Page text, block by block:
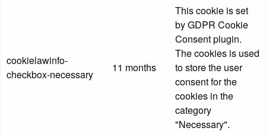
cookielawinfo-
checkbox-necessary
11 months
This cookie is set
by GDPR Cookie
Consent plugin.
The cookies is used
to store the user
consent for the
cookies in the
category
"Necessary".